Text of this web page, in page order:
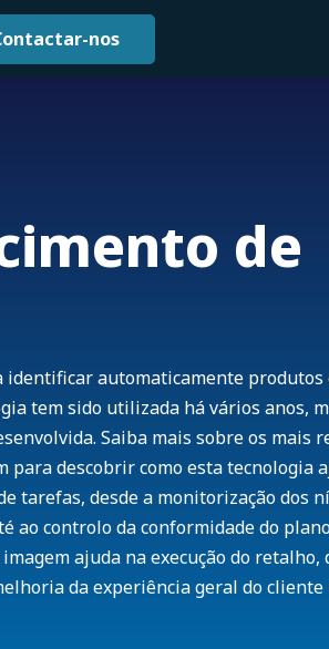
nos
de
automaticamente produtos
tem sido utilizada há vários anos,
Saiba mais sobre os mais
descobrir como esta tecnologia
tarefas, desde a monitorização dos
ao controlo da conformidade do
ajuda na execução do retalho,
da experiência geral do cliente